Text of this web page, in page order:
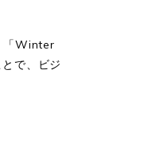
「Winter
で、ビジ